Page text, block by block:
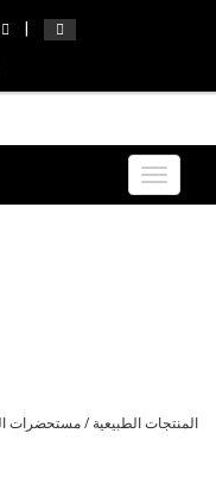
Toggle
المنتجات الطبيعية /مستحضرات